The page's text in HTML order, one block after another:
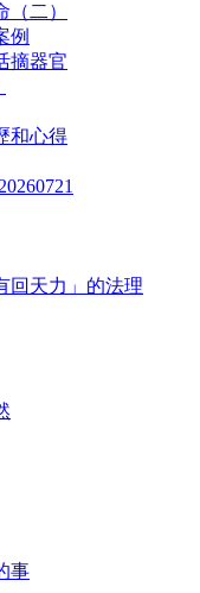
二）
例
摘器官
和心得
回天力」的法理
事